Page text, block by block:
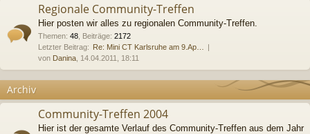
Regionale Community-Treffen
Hier posten wir alles zu regionalen Community-Treffen.
Themen: 48 Beiträge: 2172
Letzter Beitrag: Re: Mini CT Karlsruhe am 9.Ap…
von Danina , 14.04.2011, 18:11
Archiv
Community-Treffen 2004
Hier ist der gesamte Verlauf des Community-Treffen aus dem Jahr